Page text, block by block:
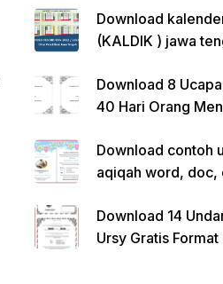
Download
(KALDIK ) jawa
Download 8
40 Hari Orang
Download contoh
aqiqah word,
Download 14
Ursy Gratis